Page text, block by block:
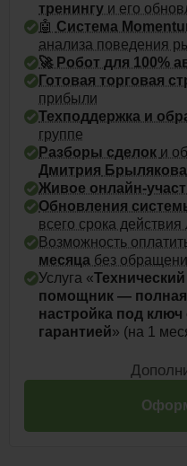
тренингу и его
🤖 Система
анализа поведения
🚀 Робот для 100%
Готовая торговая
прибыли
Техподдержка и
группе
Разборы сделок и
Дмитрия Брылякова
Живое онлайн-
Обновления
всего срока действия
Возможность
месяца без
Услуга «Технический
помощник — полная
настройка под ключ
гарантией» (на 1